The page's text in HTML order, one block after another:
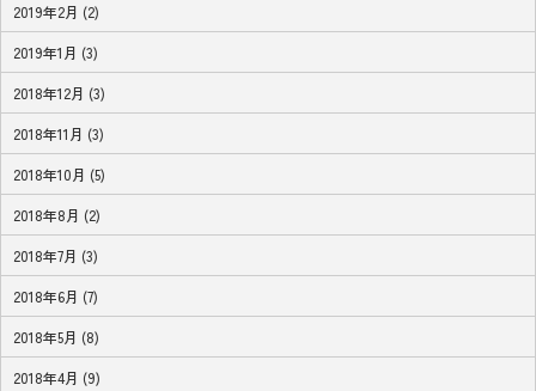
2019年2月 (2)
2019年1月 (3)
2018年12月 (3)
2018年11月 (3)
2018年10月 (5)
2018年8月 (2)
2018年7月 (3)
2018年6月 (7)
2018年5月 (8)
2018年4月 (9)